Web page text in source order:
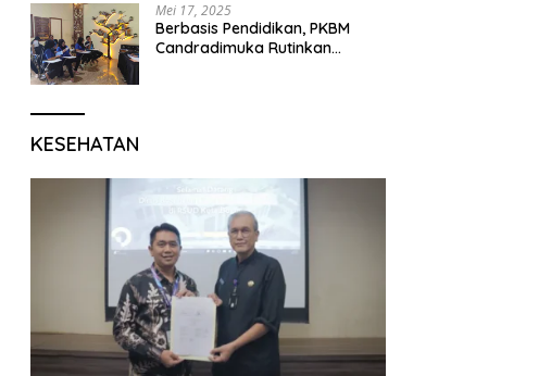
Mei 17, 2025
Berbasis Pendidikan, PKBM
Candradimuka Rutinkan
KESEHATAN